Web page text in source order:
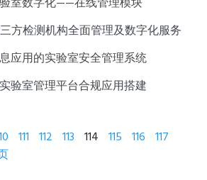
方检测机构全面管理及数字化服务
应用的实验室安全管理系统
验室管理平台合规应用搭建
111 112 113 114 115 116 117